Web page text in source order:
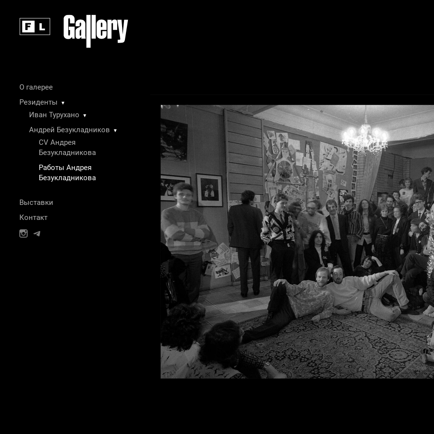
О галерее
Резиденты
▼
Иван Турухано ▼
Андрей Безукладников ▼
CV Андрея
Безукладникова
Работы Андрея
Безукладникова
Выставки
Контакт